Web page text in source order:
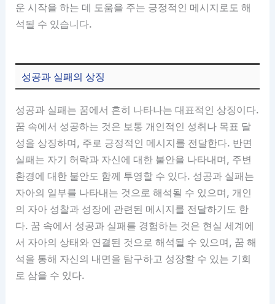
운 시작을 하는 데 도움을 주는 긍정적인 메시지로도 해
석될 수 있습니다.
성공과 실패의 상징
성공과 실패는 꿈에서 흔히 나타나는 대표적인 상징이다.
꿈 속에서 성공하는 것은 보통 개인적인 성취나 목표 달
성을 상징하며, 주로 긍정적인 메시지를 전달한다. 반면
실패는 자기 허락과 자신에 대한 불안을 나타내며, 주변
환경에 대한 불안도 함께 투영할 수 있다. 성공과 실패는
자아의 일부를 나타내는 것으로 해석될 수 있으며, 개인
의 자아 성찰과 성장에 관련된 메시지를 전달하기도 한
다. 꿈 속에서 성공과 실패를 경험하는 것은 현실 세계에
서 자아의 상태와 연결된 것으로 해석될 수 있으며, 꿈 해
석을 통해 자신의 내면을 탐구하고 성장할 수 있는 기회
로 삼을 수 있다.